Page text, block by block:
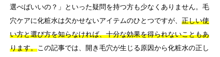
選べばいいの？」といった疑問を持つ方も少なくありません。毛
穴ケアに化粧水は欠かせないアイテムのひとつですが、 正しい使
い方と選び方を知らなければ、十分な効果を得られないこともあ
ります。この記事では、開き毛穴が生じる原因から化粧水の正し